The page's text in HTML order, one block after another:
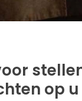
op u